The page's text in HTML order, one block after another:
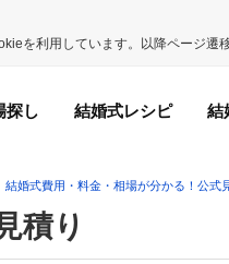
を利用しています。以降ページ遷
探し 結婚式レシピ 結
結婚式費用・料金・相場が分かる！公式
積り